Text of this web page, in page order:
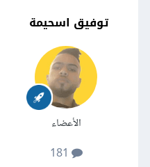
توفيق اسحيمة
الأعضاء